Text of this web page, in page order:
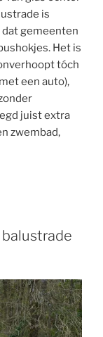
is
gemeenten
Het is
tóch
een auto),
juist extra
zwembad,